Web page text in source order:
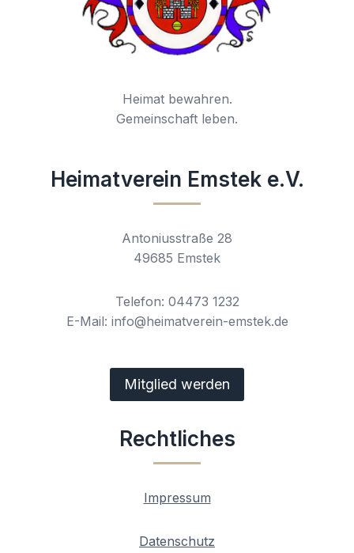
Heimat bewahren.
Gemeinschaft leben.
Heimatverein Emstek e.V.
Antoniusstraße 28
49685 Emstek
Telefon: 04473 1232
E-Mail: info@heimatverein-emstek.de
Mitglied werden
Rechtliches
Impressum
Datenschutz